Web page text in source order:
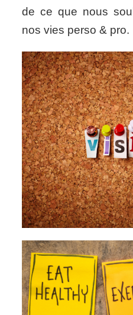
de ce que nous
nos vies perso & pro.